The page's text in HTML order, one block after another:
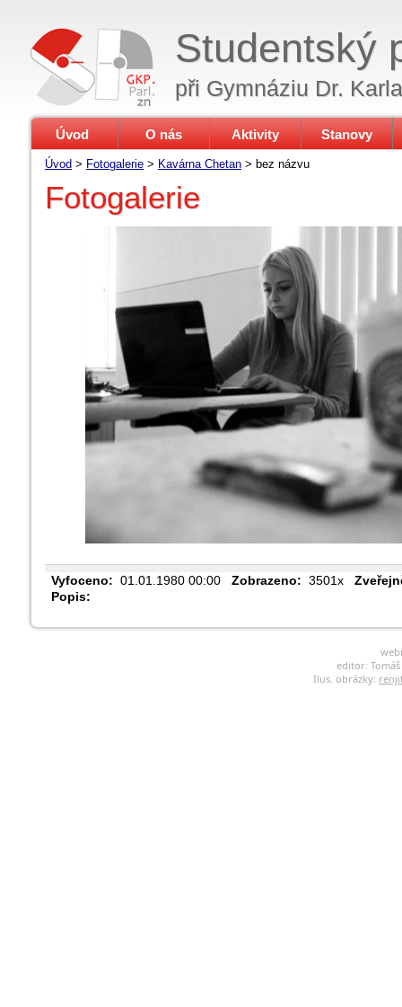
Studentský
při Gymnáziu Dr.
Úvod O nás Aktivity Stanovy
Úvod > Fotogalerie > Kavárna Chetan > bez názvu
Fotogalerie
Vyfoceno: 01.01.1980 00:00 Zobrazeno: 3501x
Popis:
editor:
Ilus. obrázky: